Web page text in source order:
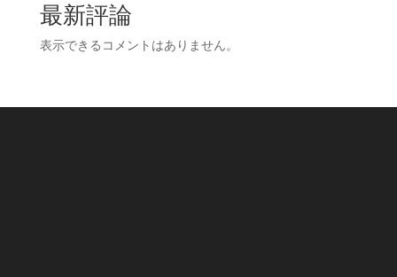
最新評論
表示できるコメントはありません。